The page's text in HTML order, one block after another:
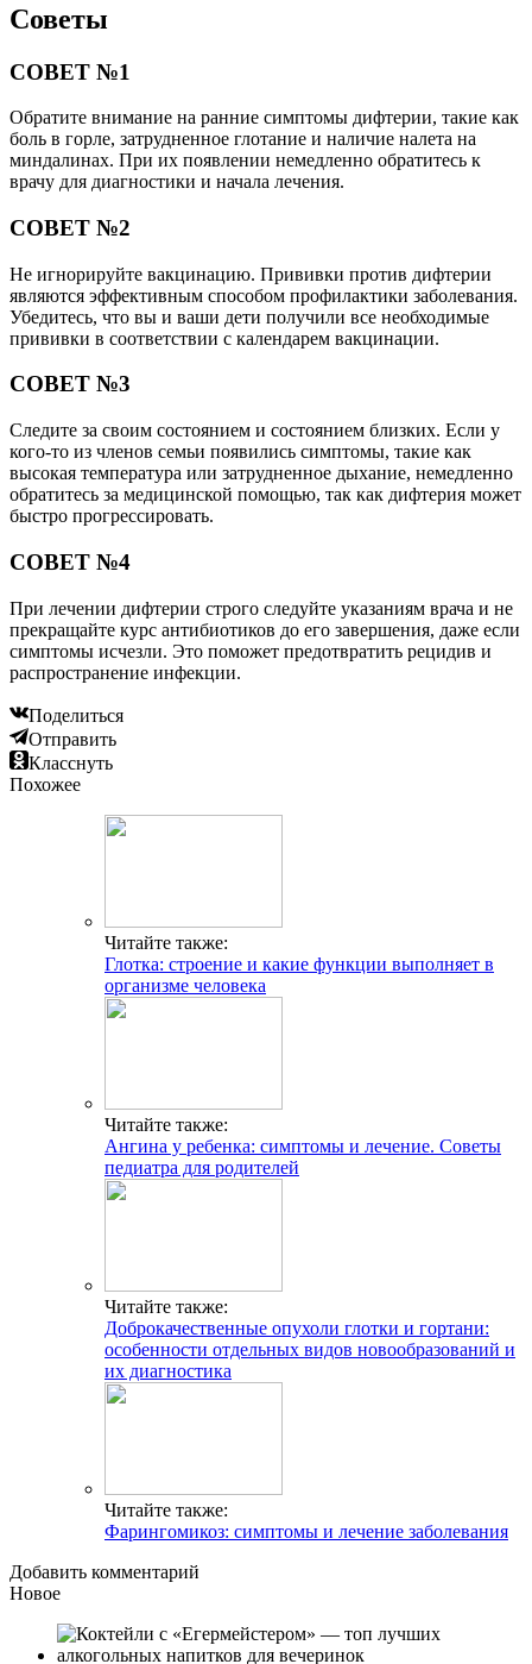
Советы
СОВЕТ №1
Обратите внимание на ранние симптомы дифтерии, такие как
боль в горле, затрудненное глотание и наличие налета на
миндалинах. При их появлении немедленно обратитесь к
врачу для диагностики и начала лечения.
СОВЕТ №2
Не игнорируйте вакцинацию. Прививки против дифтерии
являются эффективным способом профилактики заболевания.
Убедитесь, что вы и ваши дети получили все необходимые
прививки в соответствии с календарем вакцинации.
СОВЕТ №3
Следите за своим состоянием и состоянием близких. Если у
кого-то из членов семьи появились симптомы, такие как
высокая температура или затрудненное дыхание, немедленно
обратитесь за медицинской помощью, так как дифтерия может
быстро прогрессировать.
СОВЕТ №4
При лечении дифтерии строго следуйте указаниям врача и не
прекращайте курс антибиотиков до его завершения, даже если
симптомы исчезли. Это поможет предотвратить рецидив и
распространение инфекции.
Поделиться
Отправить
Класснуть
Похожее
Читайте также:
Глотка: строение и какие функции выполняет в
организме человека
Читайте также:
Ангина у ребенка: симптомы и лечение. Советы
педиатра для родителей
Читайте также:
Доброкачественные опухоли глотки и гортани:
особенности отдельных видов новообразований и
их диагностика
Читайте также:
Фарингомикоз: симптомы и лечение заболевания
Добавить комментарий
Новое